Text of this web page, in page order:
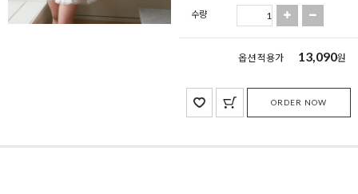
수량
옵션 적용가 13,090원
ORDER NOW